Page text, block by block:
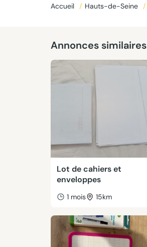
Donné
Accueil / Hauts-de-Seine /
Annonces similaires
Lot de cahiers et
enveloppes
1 mois 15km